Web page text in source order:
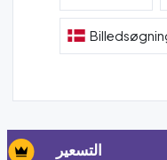
التسعير